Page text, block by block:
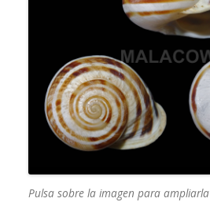
Pulsa sobre la imagen para ampliarla